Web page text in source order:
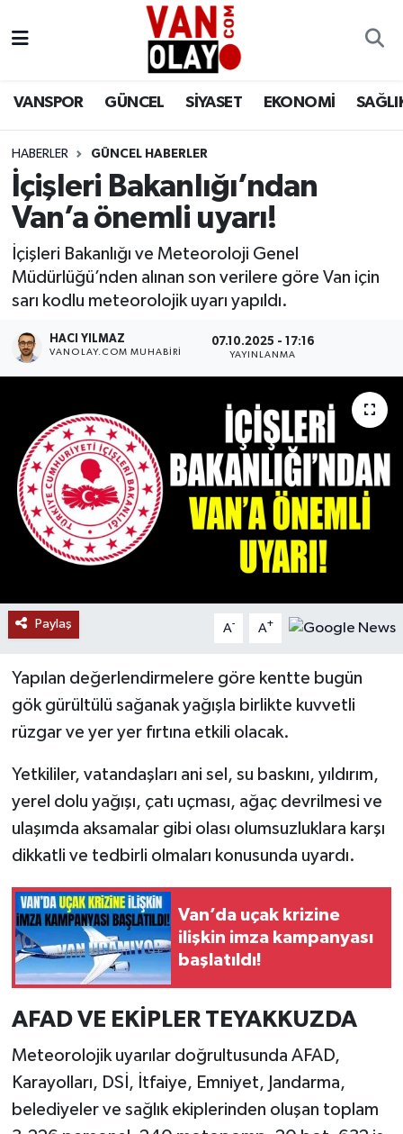
VANSPOR GÜNCEL SİYASET EKONOMİ
HABERLER GÜNCEL HABERLER
İçişleri Bakanlığı’ndan
Van’a önemli uyarı!
İçişleri Bakanlığı ve Meteoroloji Genel
Müdürlüğü’nden alınan son verilere göre Van için
sarı kodlu meteorolojik uyarı yapıldı.
HACI YILMAZ
VANOLAY.COM MUHABIRI
07.10.2025 - 17:16
YAYINLANMA
Paylaş A- A+
Yapılan değerlendirmelere göre kentte bugün
gök gürültülü sağanak yağışla birlikte kuvvetli
rüzgar ve yer yer fırtına etkili olacak.
Yetkililer, vatandaşları ani sel, su baskını, yıldırım,
yerel dolu yağışı, çatı uçması, ağaç devrilmesi ve
ulaşımda aksamalar gibi olası olumsuzluklara karşı
dikkatli ve tedbirli olmaları konusunda uyardı.
Van’da uçak krizine
ilişkin imza kampanyası
başlatıldı!
AFAD VE EKİPLER TEYAKKUZDA
Meteorolojik uyarılar doğrultusunda AFAD,
Karayolları, DSİ, İtfaiye, Emniyet, Jandarma,
belediyeler ve sağlık ekiplerinden oluşan toplam
Siyaset
Ekonomi
Sağlık
Eğitim
Bilim & Teknoloji
RESMİ İLANLAR
Van Nöbetçi Eczaneler
Van Namaz Vakitleri
Van Trafik Yoğunluk Haritası
Süper Lig Puan Durumu ve Fikstür
Tüm Manşetler
Son Dakika Haberleri